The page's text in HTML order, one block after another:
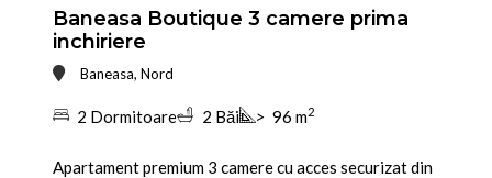
Baneasa Boutique 3 camere prima
inchiriere
Baneasa, Nord
2 Dormitoare 2 Băi > 96 m2
Apartament premium 3 camere cu acces securizat din